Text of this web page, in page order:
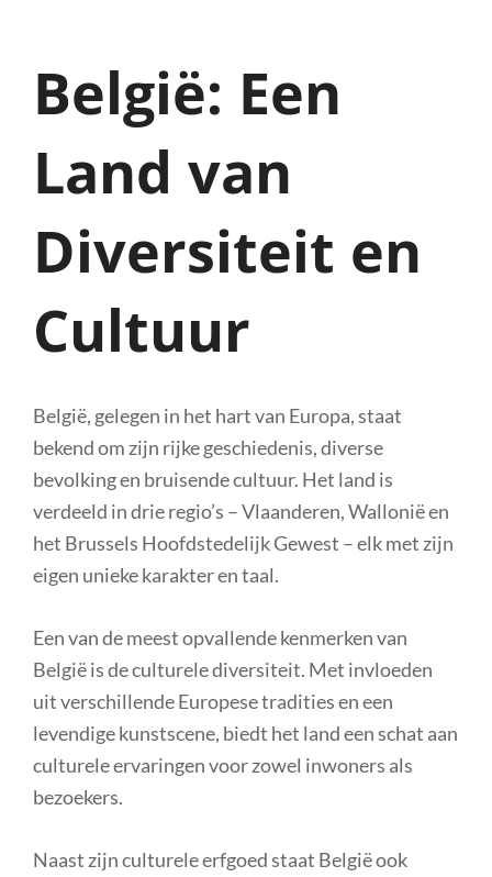
België: Een
Land van
Diversiteit en
Cultuur
België, gelegen in het hart van Europa, staat
bekend om zijn rijke geschiedenis, diverse
bevolking en bruisende cultuur. Het land is
verdeeld in drie regio’s – Vlaanderen, Wallonië en
het Brussels Hoofdstedelijk Gewest – elk met zijn
eigen unieke karakter en taal.
Een van de meest opvallende kenmerken van
België is de culturele diversiteit. Met invloeden
uit verschillende Europese tradities en een
levendige kunstscene, biedt het land een schat aan
culturele ervaringen voor zowel inwoners als
bezoekers.
Naast zijn culturele erfgoed staat België ook